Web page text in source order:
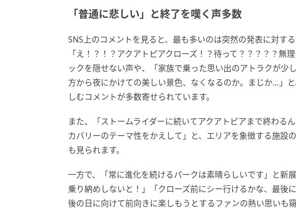
「普通に悲しい」と終了を嘆く声多数
SNS上のコメントを見ると、最も多いのは突然の発表に対する
「え！？！？アクアトピアクローズ！？待って？？？？？無
ックを隠せない声や、「家族で乗った思い出のアトラクが少
方から夜にかけての美しい景色、なくなるのか。まじか…」
しむコメントが多数寄せられています。
また、「ストームライダーに続いてアクアトピアまで終わる
カバリーのテーマ性をかえして」と、エリアを象徴する施設
も見られます。
一方で、「常に進化を続けるパークは素晴らしいです」と新
乗り納めしないと！」「クローズ前にシー行けるかな、最後
後の日に向けて前向きに楽しもうとするファンの熱い思いも窺